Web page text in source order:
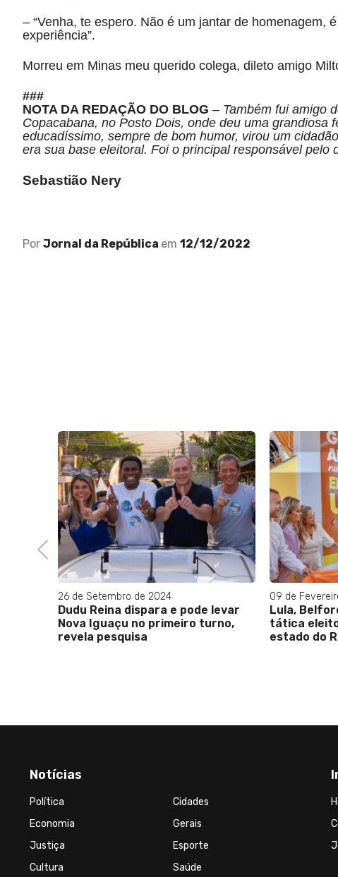
– “Venha, te espero. Não é um jantar de homenagem,
experiência”.
Morreu em Minas meu querido colega, dileto amigo
###
NOTA DA REDAÇÃO DO BLOG – Também fui amigo
Copacabana, no Posto Dois, onde deu uma grandiosa
educadíssimo, sempre de bom humor, virou um
era sua base eleitoral. Foi o principal responsável pelo
Sebastião Nery
Por Jornal da República em 12/12/2022
Previous
26 de Setembro de 2024
Dudu Reina dispara e pode levar
Nova Iguaçu no primeiro turno,
revela pesquisa
09 de
Lula,
tática
estado do
Notícias
Política
Cidades
Economia
Gerais
Justiça
Esporte
Cultura
Saúde